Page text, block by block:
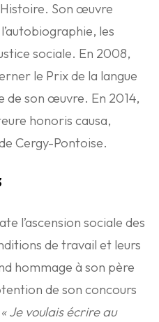
Son œuvre
les
sociale. En 2008,
le Prix de la langue
de son œuvre. En 2014,
honoris causa,
Cergy-Pontoise.
l’ascension sociale des
de travail et leurs
hommage à son père
de son concours
« Je voulais écrire au